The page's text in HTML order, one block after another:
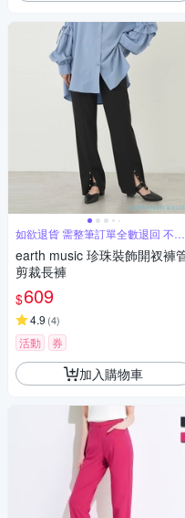
如欲退貨 需整筆訂單全數退回 不能
單退
earth music 珍珠裝飾開衩褲管
剪裁長褲
$609
4.9 (4)
活動 券
加入購物車